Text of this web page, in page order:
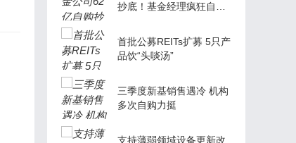
抄底！基金经理疯狂自
吗
首批公募REITs扩募 5只产
品饮“头啖汤”
三季度新基销售遇冷 机构
多次自购力挺
支持薄弱领域设备更新改